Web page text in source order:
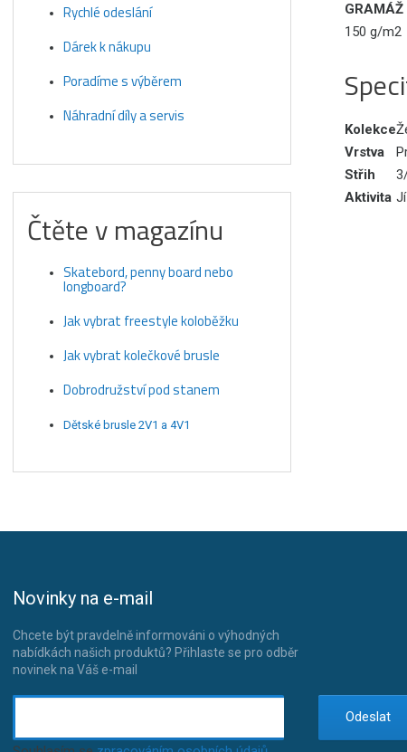
GRAMÁŽ
150 g/m2
Kolekce
Vrstva
Střih
Aktivita
Rychlé odeslání
Dárek k nákupu
Poradíme s výběrem
Náhradní díly a servis
Čtěte v magazínu
Skatebord, penny board nebo
longboard?
Jak vybrat freestyle koloběžku
Jak vybrat kolečkové brusle
Dobrodružství pod stanem
Dětské brusle 2V1 a 4V1
Novinky na e-mail
Chcete být pravdelně informováni o výhodných
nabídkách našich produktů? Přihlaste se pro odběr
novinek na Váš e-mail
Odeslat